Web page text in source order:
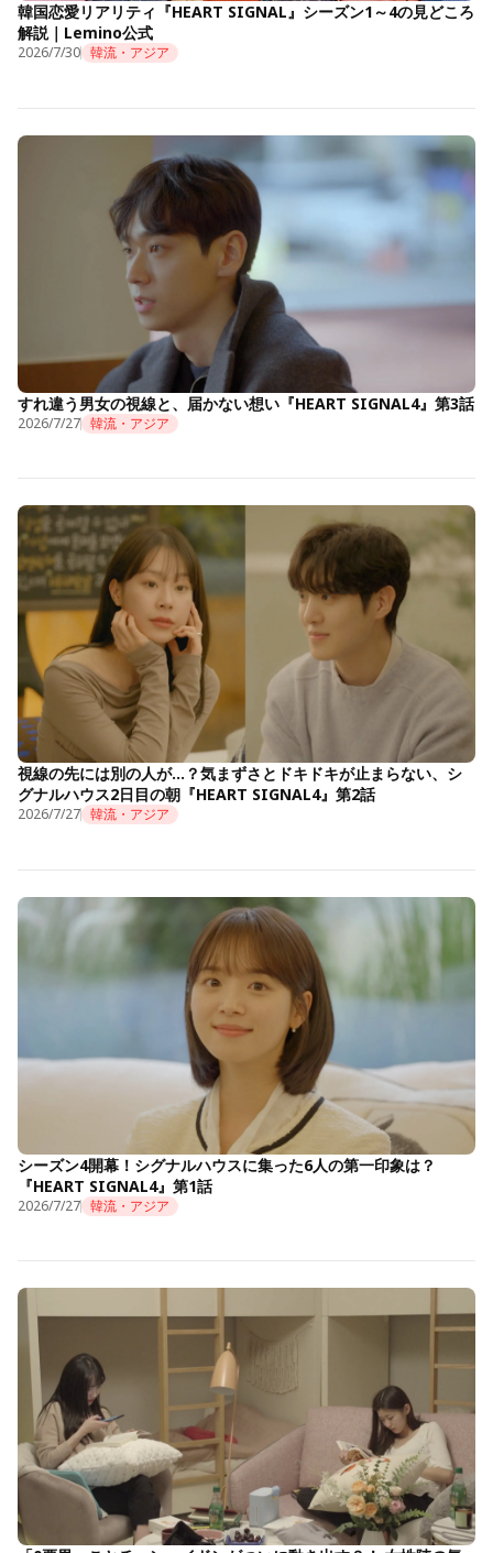
韓国恋愛リアリティ『HEART SIGNAL』シーズン1～4の見どころ
解説｜Lemino公式
2026/7/30 韓流・アジア
すれ違う男女の視線と、届かない想い『HEART SIGNAL4』第3話
2026/7/27 韓流・アジア
視線の先には別の人が…？気まずさとドキドキが止まらない、シ
グナルハウス2日目の朝『HEART SIGNAL4』第2話
2026/7/27 韓流・アジア
シーズン4開幕！シグナルハウスに集った6人の第一印象は？
『HEART SIGNAL4』第1話
2026/7/27 韓流・アジア